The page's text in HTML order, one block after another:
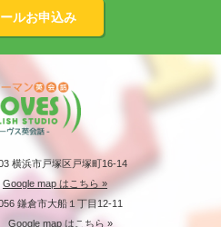
ールお申込み
横浜市戸塚区戸塚町16-14
Google map はこちら »
鎌倉市大船１丁目12-11
Google map はこちら »